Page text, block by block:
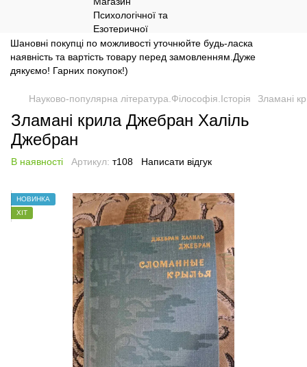
Шановні покупці по можливості уточнюйте будь-ласка
наявність та вартість товару перед замовленням.Дуже
дякуємо! Гарних покупок!)
Науково-популярна література.Філософія.Історія Зламані
Зламані крила Джебран Халіль
Джебран
В наявності Артикул: т108 Написати відгук
НОВИНКА
ХІТ